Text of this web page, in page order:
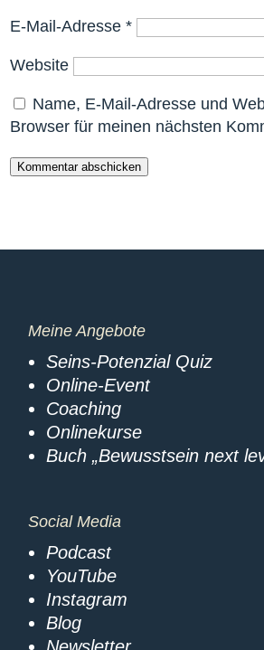
E-Mail-Adresse*
Website
Name, E-Mail-Adresse und
Browser für meinen nächsten
Kommentar abschicken
Meine Angebote
Seins-Potenzial Quiz
Online-Event
Coaching
Onlinekurse
Buch „Bewusstsein next
Social Media
Podcast
YouTube
Instagram
Blog